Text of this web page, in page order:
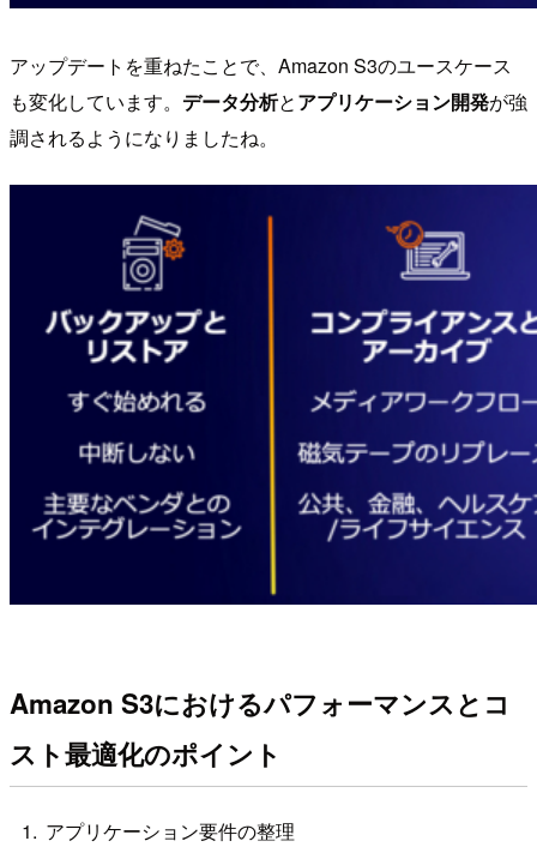
アップデートを重ねたことで、Amazon S3のユースケース
も変化しています。 データ分析とアプリケーション開発が強
調されるようになりましたね。
Amazon S3におけるパフォーマンスとコ
スト最適化のポイント
アプリケーション要件の整理